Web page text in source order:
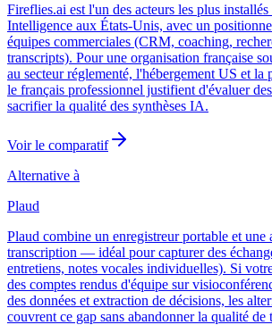
Fireflies.ai est l'un des acteurs les plus
Intelligence aux États-Unis, avec un
équipes commerciales (CRM, coaching,
transcripts). Pour une organisation française
au secteur réglementé, l'hébergement US et la
le français professionnel justifient d'évaluer
sacrifier la qualité des synthèses IA.
Voir le comparatif
Alternative à
Plaud
Plaud combine un enregistreur portable et une
transcription — idéal pour capturer des
entretiens, notes vocales individuelles). Si
des comptes rendus d'équipe sur
des données et extraction de décisions, les
couvrent ce gap sans abandonner la qualité de